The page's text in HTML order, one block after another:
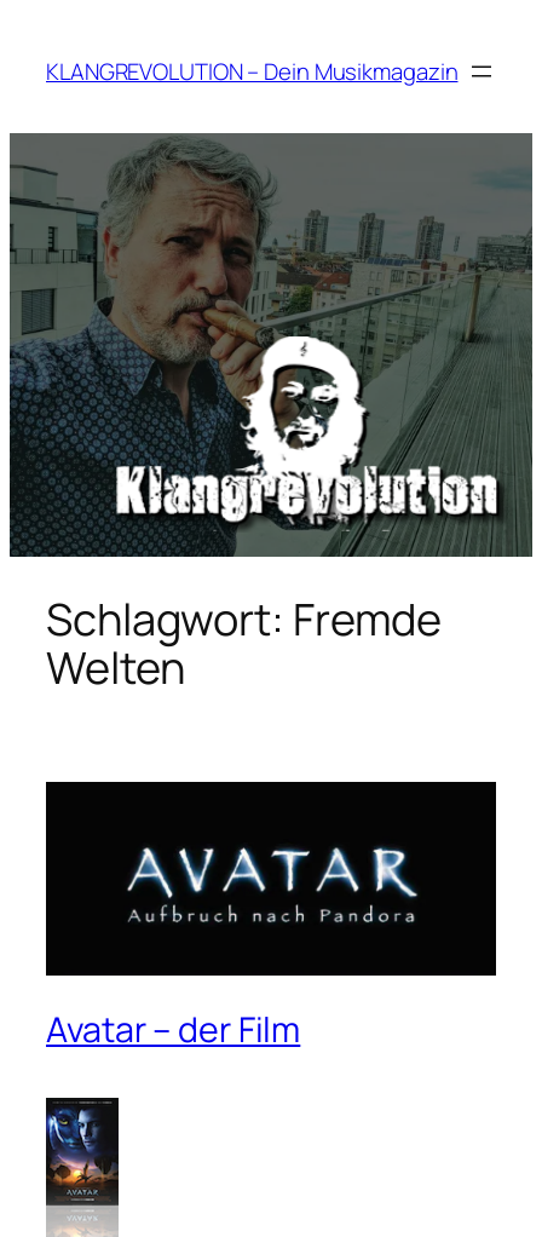
springen
KLANGREVOLUTION – Dein Musikmagazin
Schlagwort: Fremde
Welten
Avatar – der Film